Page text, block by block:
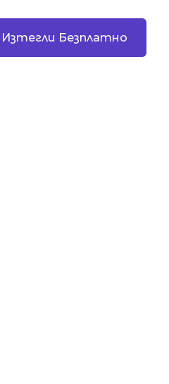
Изтегли Безплатно
микрофона и
мигновено.
На Екрана